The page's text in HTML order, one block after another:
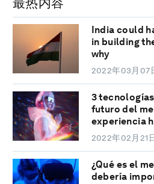
India could
in building
why
2022年03月07
3
futuro del
experiencia
2022年02月21
¿Qué es el
debería